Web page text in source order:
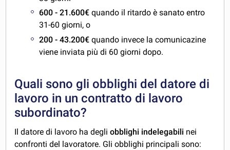
600 - 21.600€quando il ritardo è sanato entro
31-60 giorni, o
200 - 43.200€quando invece la comunicazine
viene inviata più di 60 giorni dopo.
Quali sono gli obblighi del datore di
lavoro in un contratto di lavoro
subordinato?
Il datore di lavoro ha degliobblighi indelegabili nei
confronti del lavoratore. Gli obblighi principali sono: